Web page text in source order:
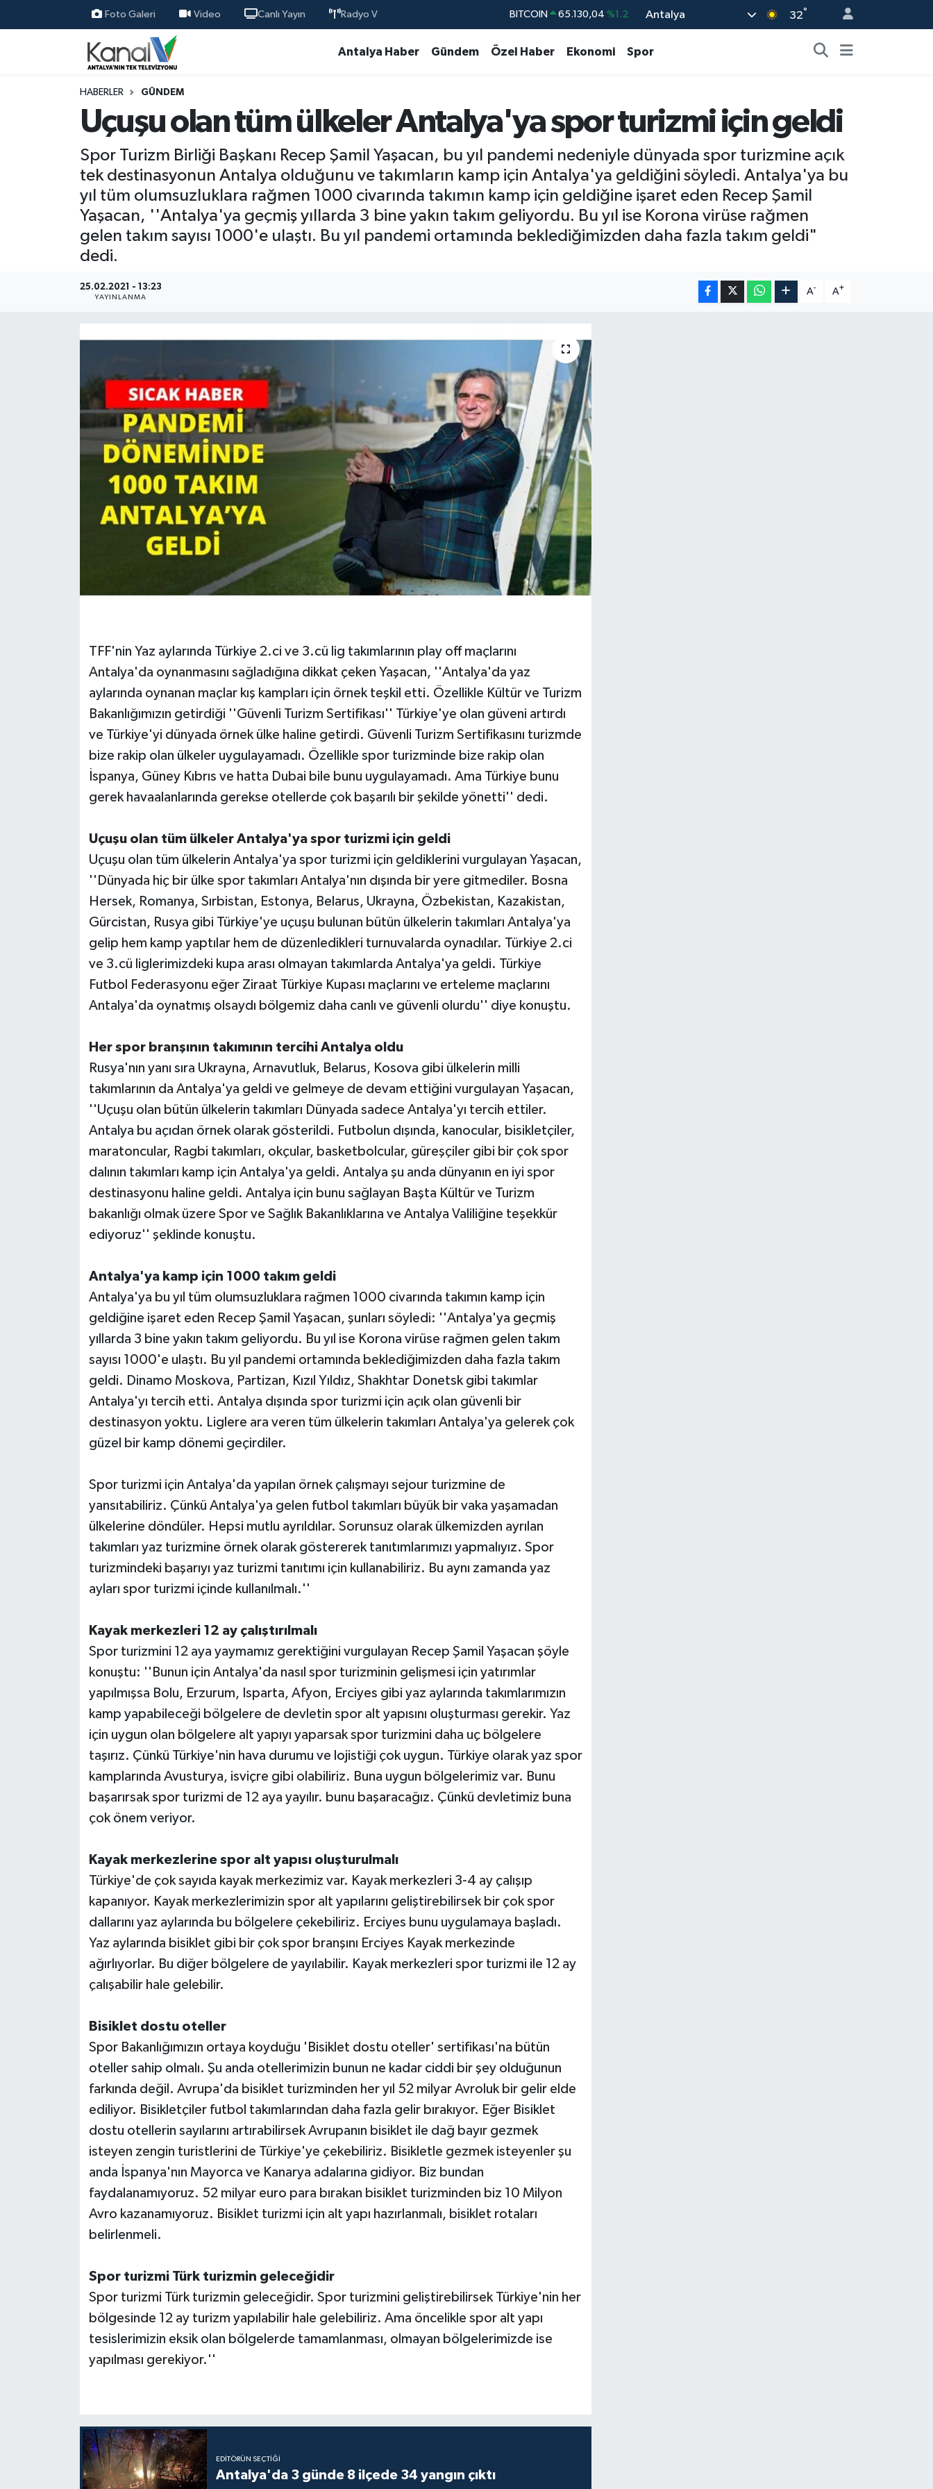
Foto Galeri Video Canlı Yayın Radyo V DOLAR 47,7106 %0.17
BİST100 13.773 %-19
BITCOIN 65.130,04
Antalya 32°
Antalya Haber Gündem Özel Haber Ekonomi Spor
HABERLER GÜNDEM
Uçuşu olan tüm ülkeler Antalya'ya spor turizmi için geldi
Spor Turizm Birliği Başkanı Recep Şamil Yaşacan, bu yıl pandemi nedeniyle dünyada spor turizmine açık
tek destinasyonun Antalya olduğunu ve takımların kamp için Antalya'ya geldiğini söyledi. Antalya'ya bu
yıl tüm olumsuzluklara rağmen 1000 civarında takımın kamp için geldiğine işaret eden Recep Şamil
Yaşacan, ''Antalya'ya geçmiş yıllarda 3 bine yakın takım geliyordu. Bu yıl ise Korona virüse rağmen
gelen takım sayısı 1000'e ulaştı. Bu yıl pandemi ortamında beklediğimizden daha fazla takım geldi"
dedi.
25.02.2021 - 13:23
YAYINLANMA
A- A+
TFF'nin Yaz aylarında Türkiye 2.ci ve 3.cü lig takımlarının play off maçlarını
Antalya'da oynanmasını sağladığına dikkat çeken Yaşacan, ''Antalya'da yaz
aylarında oynanan maçlar kış kampları için örnek teşkil etti. Özellikle Kültür ve Turizm
Bakanlığımızın getirdiği ''Güvenli Turizm Sertifikası'' Türkiye'ye olan güveni artırdı
ve Türkiye'yi dünyada örnek ülke haline getirdi. Güvenli Turizm Sertifikasını turizmde
bize rakip olan ülkeler uygulayamadı. Özellikle spor turizminde bize rakip olan
İspanya, Güney Kıbrıs ve hatta Dubai bile bunu uygulayamadı. Ama Türkiye bunu
gerek havaalanlarında gerekse otellerde çok başarılı bir şekilde yönetti'' dedi.
Uçuşu olan tüm ülkeler Antalya'ya spor turizmi için geldi
Uçuşu olan tüm ülkelerin Antalya'ya spor turizmi için geldiklerini vurgulayan Yaşacan,
''Dünyada hiç bir ülke spor takımları Antalya'nın dışında bir yere gitmediler. Bosna
Hersek, Romanya, Sırbistan, Estonya, Belarus, Ukrayna, Özbekistan, Kazakistan,
Gürcistan, Rusya gibi Türkiye'ye uçuşu bulunan bütün ülkelerin takımları Antalya'ya
gelip hem kamp yaptılar hem de düzenledikleri turnuvalarda oynadılar. Türkiye 2.ci
ve 3.cü liglerimizdeki kupa arası olmayan takımlarda Antalya'ya geldi. Türkiye
Futbol Federasyonu eğer Ziraat Türkiye Kupası maçlarını ve erteleme maçlarını
Antalya'da oynatmış olsaydı bölgemiz daha canlı ve güvenli olurdu'' diye konuştu.
Her spor branşının takımının tercihi Antalya oldu
Rusya'nın yanı sıra Ukrayna, Arnavutluk, Belarus, Kosova gibi ülkelerin milli
takımlarının da Antalya'ya geldi ve gelmeye de devam ettiğini vurgulayan Yaşacan,
''Uçuşu olan bütün ülkelerin takımları Dünyada sadece Antalya'yı tercih ettiler.
Antalya bu açıdan örnek olarak gösterildi. Futbolun dışında, kanocular, bisikletçiler,
maratoncular, Ragbi takımları, okçular, basketbolcular, güreşçiler gibi bir çok spor
dalının takımları kamp için Antalya'ya geldi. Antalya şu anda dünyanın en iyi spor
destinasyonu haline geldi. Antalya için bunu sağlayan Başta Kültür ve Turizm
bakanlığı olmak üzere Spor ve Sağlık Bakanlıklarına ve Antalya Valiliğine teşekkür
ediyoruz'' şeklinde konuştu.
Antalya'ya kamp için 1000 takım geldi
Antalya'ya bu yıl tüm olumsuzluklara rağmen 1000 civarında takımın kamp için
geldiğine işaret eden Recep Şamil Yaşacan, şunları söyledi: ''Antalya'ya geçmiş
yıllarda 3 bine yakın takım geliyordu. Bu yıl ise Korona virüse rağmen gelen takım
sayısı 1000'e ulaştı. Bu yıl pandemi ortamında beklediğimizden daha fazla takım
geldi. Dinamo Moskova, Partizan, Kızıl Yıldız, Shakhtar Donetsk gibi takımlar
Antalya'yı tercih etti. Antalya dışında spor turizmi için açık olan güvenli bir
destinasyon yoktu. Liglere ara veren tüm ülkelerin takımları Antalya'ya gelerek çok
güzel bir kamp dönemi geçirdiler.
Spor turizmi için Antalya'da yapılan örnek çalışmayı sejour turizmine de
yansıtabiliriz. Çünkü Antalya'ya gelen futbol takımları büyük bir vaka yaşamadan
ülkelerine döndüler. Hepsi mutlu ayrıldılar. Sorunsuz olarak ülkemizden ayrılan
takımları yaz turizmine örnek olarak göstererek tanıtımlarımızı yapmalıyız. Spor
turizmindeki başarıyı yaz turizmi tanıtımı için kullanabiliriz. Bu aynı zamanda yaz
ayları spor turizmi içinde kullanılmalı.''
Kayak merkezleri 12 ay çalıştırılmalı
Spor turizmini 12 aya yaymamız gerektiğini vurgulayan Recep Şamil Yaşacan şöyle
konuştu: ''Bunun için Antalya'da nasıl spor turizminin gelişmesi için yatırımlar
yapılmışsa Bolu, Erzurum, Isparta, Afyon, Erciyes gibi yaz aylarında takımlarımızın
kamp yapabileceği bölgelere de devletin spor alt yapısını oluşturması gerekir. Yaz
için uygun olan bölgelere alt yapıyı yaparsak spor turizmini daha uç bölgelere
taşırız. Çünkü Türkiye'nin hava durumu ve lojistiği çok uygun. Türkiye olarak yaz spor
kamplarında Avusturya, isviçre gibi olabiliriz. Buna uygun bölgelerimiz var. Bunu
başarırsak spor turizmi de 12 aya yayılır. bunu başaracağız. Çünkü devletimiz buna
çok önem veriyor.
Kayak merkezlerine spor alt yapısı oluşturulmalı
Türkiye'de çok sayıda kayak merkezimiz var. Kayak merkezleri 3-4 ay çalışıp
kapanıyor. Kayak merkezlerimizin spor alt yapılarını geliştirebilirsek bir çok spor
dallarını yaz aylarında bu bölgelere çekebiliriz. Erciyes bunu uygulamaya başladı.
Yaz aylarında bisiklet gibi bir çok spor branşını Erciyes Kayak merkezinde
ağırlıyorlar. Bu diğer bölgelere de yayılabilir. Kayak merkezleri spor turizmi ile 12 ay
çalışabilir hale gelebilir.
Bisiklet dostu oteller
Spor Bakanlığımızın ortaya koyduğu 'Bisiklet dostu oteller' sertifikası'na bütün
oteller sahip olmalı. Şu anda otellerimizin bunun ne kadar ciddi bir şey olduğunun
farkında değil. Avrupa'da bisiklet turizminden her yıl 52 milyar Avroluk bir gelir elde
ediliyor. Bisikletçiler futbol takımlarından daha fazla gelir bırakıyor. Eğer Bisiklet
dostu otellerin sayılarını artırabilirsek Avrupanın bisiklet ile dağ bayır gezmek
isteyen zengin turistlerini de Türkiye'ye çekebiliriz. Bisikletle gezmek isteyenler şu
anda İspanya'nın Mayorca ve Kanarya adalarına gidiyor. Biz bundan
faydalanamıyoruz. 52 milyar euro para bırakan bisiklet turizminden biz 10 Milyon
Avro kazanamıyoruz. Bisiklet turizmi için alt yapı hazırlanmalı, bisiklet rotaları
belirlenmeli.
Spor turizmi Türk turizmin geleceğidir
Spor turizmi Türk turizmin geleceğidir. Spor turizmini geliştirebilirsek Türkiye'nin her
bölgesinde 12 ay turizm yapılabilir hale gelebiliriz. Ama öncelikle spor alt yapı
tesislerimizin eksik olan bölgelerde tamamlanması, olmayan bölgelerimizde ise
yapılması gerekiyor.''
EDITÖRÜN SEÇTIĞI
Antalya'da 3 günde 8 ilçede 34 yangın çıktı
Ana Haber
Antalya Haber
Ekonomi
Günün Manşetleri
Haber Kuşakları
Kültür Sanat
Magazin
Öğle Bülteni
Televizyon
Nöbetçi Eczaneler
Hava Durumu
Trafik Durumu
Süper Lig Puan Durumu ve Fikstür
Tüm Manşetler
Son Dakika Haberleri
Haber Arşivi